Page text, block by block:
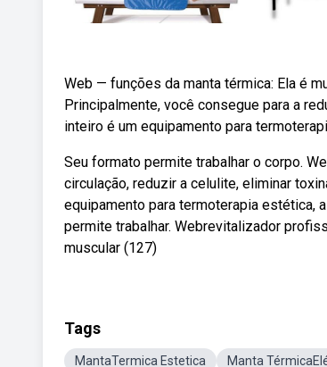
Web — funções da manta térmica: Ela é
Principalmente, você consegue para a
inteiro é um equipamento para
Seu formato permite trabalhar o corpo.
circulação, reduzir a celulite, eliminar
equipamento para termoterapia estética,
permite trabalhar. Webrevitalizador
muscular (127)
Tags
MantaTermica Estetica Manta